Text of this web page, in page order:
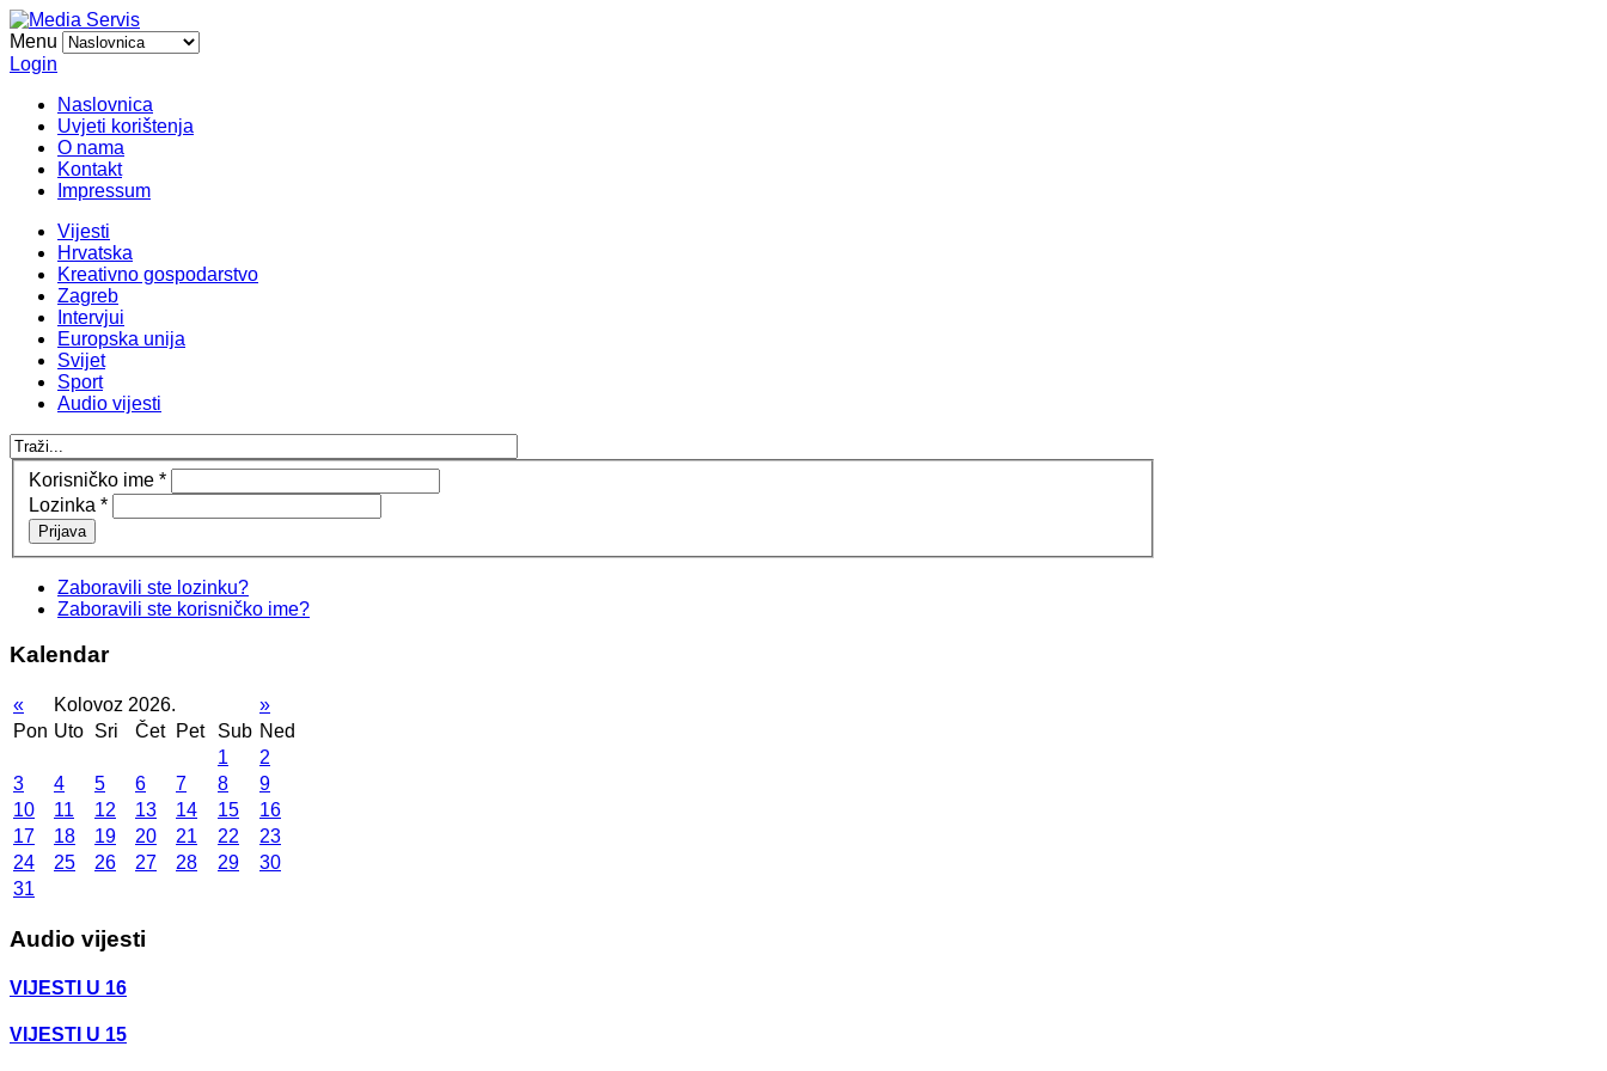
Menu
Login
Naslovnica
Uvjeti korištenja
O nama
Kontakt
Impressum
Vijesti
Hrvatska
Kreativno gospodarstvo
Zagreb
Intervjui
Europska unija
Svijet
Sport
Audio vijesti
Korisničko ime *
Lozinka *
Prijava
Zaboravili ste lozinku?
Zaboravili ste korisničko ime?
Kalendar
« Kolovoz 2026.
»
Pon Uto Sri Čet Pet Sub Ned
1
2
3
4 5 6 7 8
9
10
11 12 13 14 15
16
17
18 19 20 21 22
23
24
25 26 27 28 29
30
31
Audio vijesti
VIJESTI U 16
VIJESTI U 15